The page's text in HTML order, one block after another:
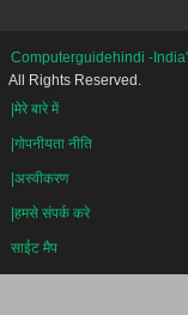
Computerguidehindi -
All Rights Reserved.
|मेरे बारे में
|गोपनीयता नीति
|अस्वीकरण
|हमसे संपर्क करे
साईट मैप